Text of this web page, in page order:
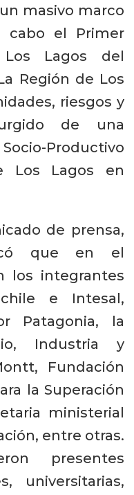
masivo marco
cabo el Primer
Los Lagos del
Región de Los
riesgos y
de una
Productivo
Los Lagos en
de prensa,
que en el
los integrantes
e Intesal,
Patagonia, la
Industria y
Fundación
la Superación
ministerial
entre otras.
presentes
universitarias,